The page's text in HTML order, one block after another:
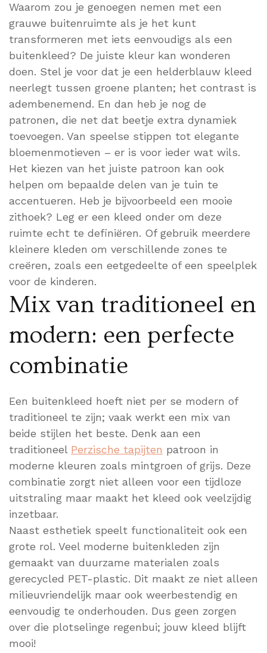
Waarom zou je genoegen nemen met een
grauwe buitenruimte als je het kunt
transformeren met iets eenvoudigs als een
buitenkleed? De juiste kleur kan wonderen
doen. Stel je voor dat je een helderblauw kleed
neerlegt tussen groene planten; het contrast is
adembenemend. En dan heb je nog de
patronen, die net dat beetje extra dynamiek
toevoegen. Van speelse stippen tot elegante
bloemenmotieven – er is voor ieder wat wils.
Het kiezen van het juiste patroon kan ook
helpen om bepaalde delen van je tuin te
accentueren. Heb je bijvoorbeeld een mooie
zithoek? Leg er een kleed onder om deze
ruimte echt te definiëren. Of gebruik meerdere
kleinere kleden om verschillende zones te
creëren, zoals een eetgedeelte of een speelplek
voor de kinderen.
Mix van traditioneel en
modern: een perfecte
combinatie
Een buitenkleed hoeft niet per se modern of
traditioneel te zijn; vaak werkt een mix van
beide stijlen het beste. Denk aan een
traditioneel Perzische tapijten patroon in
moderne kleuren zoals mintgroen of grijs. Deze
combinatie zorgt niet alleen voor een tijdloze
uitstraling maar maakt het kleed ook veelzijdig
inzetbaar.
Naast esthetiek speelt functionaliteit ook een
grote rol. Veel moderne buitenkleden zijn
gemaakt van duurzame materialen zoals
gerecycled PET-plastic. Dit maakt ze niet alleen
milieuvriendelijk maar ook weerbestendig en
eenvoudig te onderhouden. Dus geen zorgen
over die plotselinge regenbui; jouw kleed blijft
mooi!